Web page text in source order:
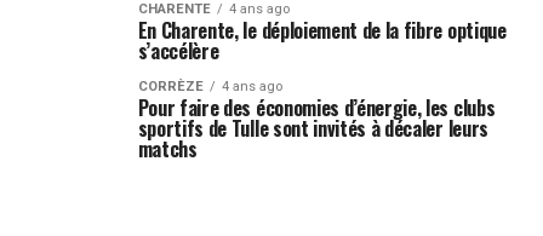
CHARENTE 4 ans ago
En Charente, le déploiement de la fibre optique
s’accélère
CORRÈZE 4 ans ago
Pour faire des économies d’énergie, les clubs
sportifs de Tulle sont invités à décaler leurs
matchs